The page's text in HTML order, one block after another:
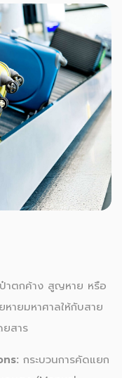
ป๋าตกค้าง สูญหาย หรือ
ายมหาศาลให้กับสาย
ยสาร
กระบวนการคัดแยก